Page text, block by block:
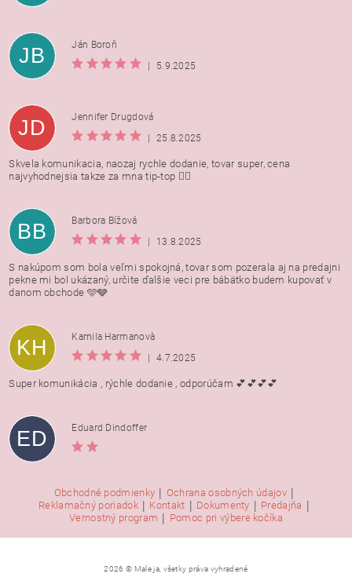
JB
Ján Boroň
|
5.9.2025
JD
Jennifer Drugdová
|
25.8.2025
Skvela komunikacia, naozaj rychle dodanie, tovar super, cena
najvyhodnejsia takze za mna tip-top 👍🏻
BB
Barbora Bížová
|
13.8.2025
S nakúpom som bola veľmi spokojná, tovar som pozerala aj na predajni
pekne mi bol ukázaný, určite ďalšie veci pre bábätko budem kupovať v
danom obchode 🩵🩶
KH
Kamila Harmanovà
|
4.7.2025
Super komunikácia , rýchle dodanie , odporúčam 💕💕💕💕
ED Eduard Dindoffer
Obchodné podmienky | Ochrana osobných údajov |
Reklamačný poriadok | Kontakt | Dokumenty | Predajňa |
Vernostný program | Pomoc pri výbere kočíka
2026 © Male ja, všetky práva vyhradené